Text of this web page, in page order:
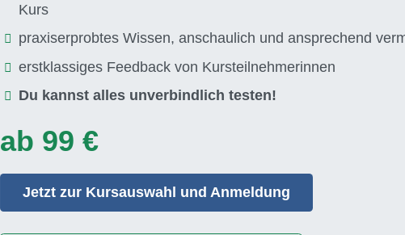
Kurs
praxiserprobtes Wissen, anschaulich und ansprechend
erstklassiges Feedback von Kursteilnehmerinnen
Du kannst alles unverbindlich testen!
ab 99 €
Jetzt zur Kursauswahl und Anmeldung